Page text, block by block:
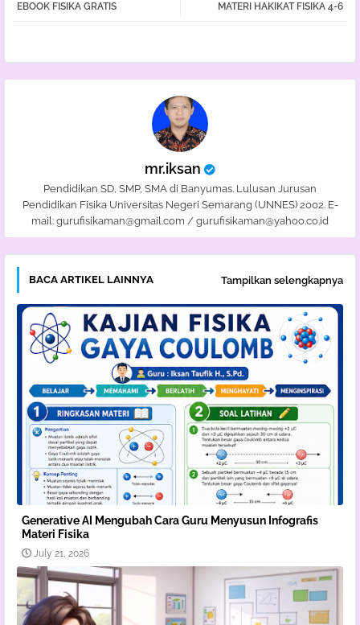
atsaMATERI HAKIKAT FISIKA 4-6
EBOOK FISIKA GRATIS
mr.iksan
Pendidikan SD, SMP, SMA di Banyumas. Lulusan Jurusan
Pendidikan Fisika Universitas Negeri Semarang (UNNES) 2002. E-
mail: gurufisikaman@gmail.com / gurufisikaman@yahoo.co.id
BACA ARTIKEL LAINNYA Tampilkan selengkapnya
Generative AI Mengubah Cara Guru Menyusun Infografis
Materi Fisika
July 21, 2026